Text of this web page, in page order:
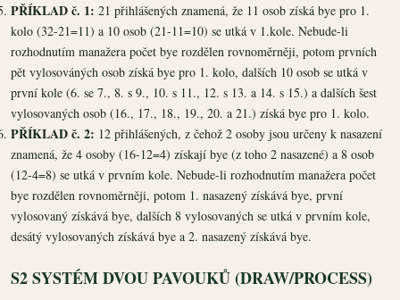
PŘÍKLAD č. 1: 21 přihlášených znamená, že 11 osob získá bye pro 1.
kolo (32-21=11) a 10 osob (21-11=10) se utká v 1.kole. Nebude-li
rozhodnutím manažera počet bye rozdělen rovnoměrněji, potom prvních
pět vylosováných osob získá bye pro 1. kolo, dalších 10 osob se utká v
první kole (6. se 7., 8. s 9., 10. s 11., 12. s 13. a 14. s 15.) a dalších šest
vylosovaných osob (16., 17., 18., 19., 20. a 21.) získá bye pro 1. kolo.
PŘÍKLAD č. 2: 12 přihlášených, z čehož 2 osoby jsou určeny k nasazení
znamená, že 4 osoby (16-12=4) získají bye (z toho 2 nasazené) a 8 osob
(12-4=8) se utká v prvním kole. Nebude-li rozhodnutím manažera počet
bye rozdělen rovnoměrněji, potom 1. nasazený získává bye, první
vylosovaný získává bye, dalších 8 vylosovaných se utká v prvním kole,
desátý vylosovaných získává bye a 2. nasazený získává bye.
S2 SYSTÉM DVOU PAVOUKŮ (DRAW/PROCESS)